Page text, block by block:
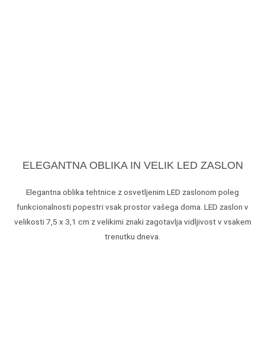
ELEGANTNA OBLIKA IN VELIK LED ZASLON
Elegantna oblika tehtnice z osvetljenim LED zaslonom poleg
funkcionalnosti popestri vsak prostor vašega doma. LED zaslon v
velikosti 7,5 x 3,1 cm z velikimi znaki zagotavlja vidljivost v vsakem
trenutku dneva.